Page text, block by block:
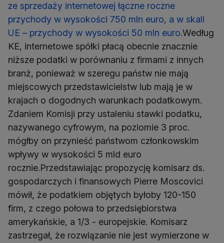
ze sprzedaży internetowej łączne roczne
przychody w wysokości 750 mln euro, a w skali
UE – przychody w wysokości 50 mln euro.Według
KE, internetowe spółki płacą obecnie znacznie
niższe podatki w porównaniu z firmami z innych
branż, ponieważ w szeregu państw nie mają
miejscowych przedstawicielstw lub mają je w
krajach o dogodnych warunkach podatkowym.
Zdaniem Komisji przy ustaleniu stawki podatku,
nazywanego cyfrowym, na poziomie 3 proc.
mógłby on przynieść państwom członkowskim
wpływy w wysokości 5 mld euro
rocznie.Przedstawiając propozycję komisarz ds.
gospodarczych i finansowych Pierre Moscovici
mówił, że podatkiem objętych byłoby 120-150
firm, z czego połowa to przedsiębiorstwa
amerykańskie, a 1/3 - europejskie. Komisarz
zastrzegał, że rozwiązanie nie jest wymierzone w